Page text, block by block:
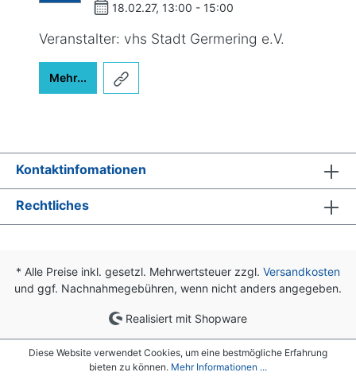
18.02.27, 13:00 - 15:00
Veranstalter: vhs Stadt Germering e.V.
Mehr...
Kontaktinfomationen
Rechtliches
* Alle Preise inkl. gesetzl. Mehrwertsteuer zzgl. Versandkosten
und ggf. Nachnahmegebühren, wenn nicht anders angegeben.
Realisiert mit Shopware
Diese Website verwendet Cookies, um eine bestmögliche Erfahrung
bieten zu können. Mehr Informationen ...